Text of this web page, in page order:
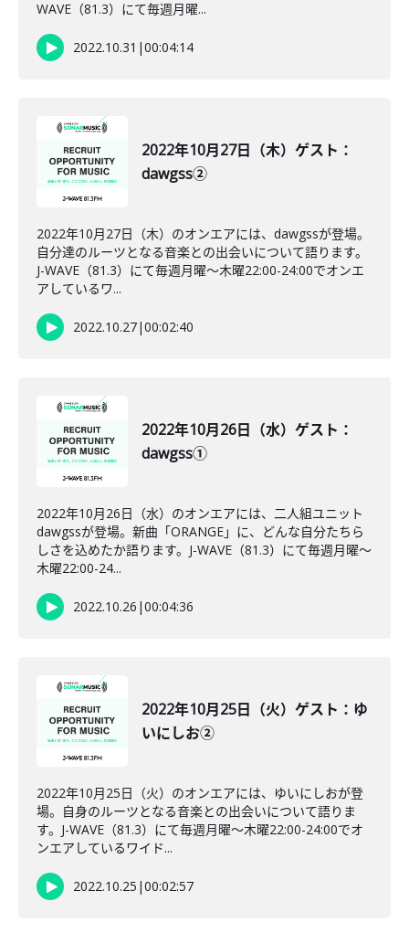
WAVE（81.3）にて毎週月曜...
2022.10.31 |00:04:14
2022年10月27日（木）ゲスト：
dawgss②
2022年10月27日（木）のオンエアには、dawgssが登場。
自分達のルーツとなる音楽との出会いについて語ります。
J-WAVE（81.3）にて毎週月曜～木曜22:00-24:00でオンエ
アしているワ...
2022.10.27|00:02:40
2022年10月26日（水）ゲスト：
dawgss①
2022年10月26日（水）のオンエアには、二人組ユニット
dawgssが登場。新曲「ORANGE」に、どんな自分たちら
しさを込めたか語ります。J-WAVE（81.3）にて毎週月曜～
木曜22:00-24...
2022.10.26 |00:04:36
2022年10月25日（火）ゲスト：ゆ
いにしお②
2022年10月25日（火）のオンエアには、ゆいにしおが登
場。自身のルーツとなる音楽との出会いについて語りま
す。J-WAVE（81.3）にて毎週月曜～木曜22:00-24:00でオ
ンエアしているワイド...
2022.10.25 |00:02:57